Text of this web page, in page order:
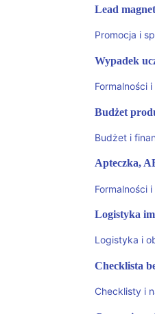
Lead
Promocja i
Wypadek
Formalności
Budżet
Budżet i
Apteczka,
Formalności
Logistyka
Logistyka i
Checklista
Checklisty i